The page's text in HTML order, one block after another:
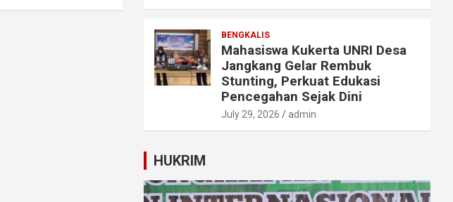
BENGKALIS
Mahasiswa Kukerta UNRI Desa
Jangkang Gelar Rembuk
Stunting, Perkuat Edukasi
Pencegahan Sejak Dini
July 29, 2026 admin
HUKRIM